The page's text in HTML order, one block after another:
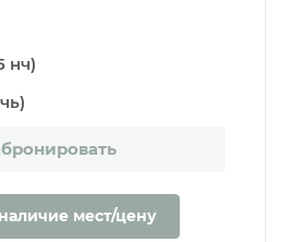
нч)
мест/цену